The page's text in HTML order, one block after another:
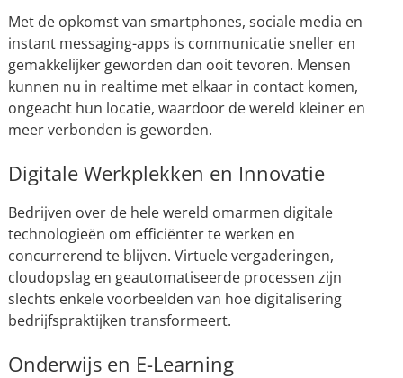
Met de opkomst van smartphones, sociale media en
instant messaging-apps is communicatie sneller en
gemakkelijker geworden dan ooit tevoren. Mensen
kunnen nu in realtime met elkaar in contact komen,
ongeacht hun locatie, waardoor de wereld kleiner en
meer verbonden is geworden.
Digitale Werkplekken en Innovatie
Bedrijven over de hele wereld omarmen digitale
technologieën om efficiënter te werken en
concurrerend te blijven. Virtuele vergaderingen,
cloudopslag en geautomatiseerde processen zijn
slechts enkele voorbeelden van hoe digitalisering
bedrijfspraktijken transformeert.
Onderwijs en E-Learning